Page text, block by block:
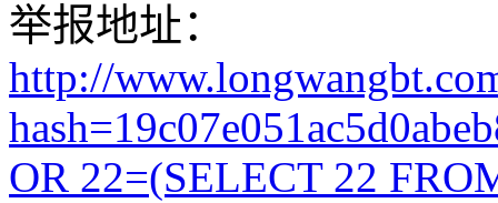
举报地址：
http://
OR 22=(SELECT 22